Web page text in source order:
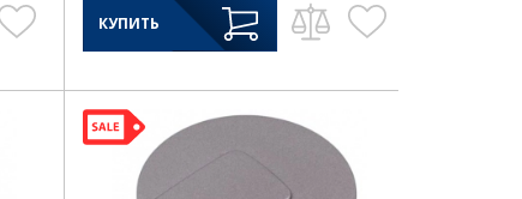
КУПИТЬ